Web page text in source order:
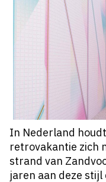
In Nederland
retrovakantie zich
strand van
jaren aan deze